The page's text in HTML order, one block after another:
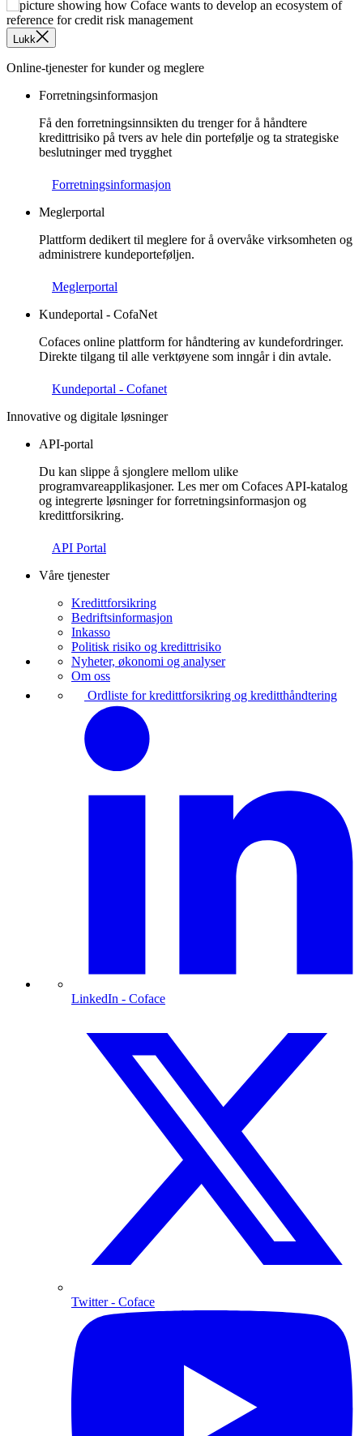
Lukk
Online-tjenester for kunder og meglere
Forretningsinformasjon
Få den forretningsinnsikten du trenger for å håndtere
kredittrisiko på tvers av hele din portefølje og ta strategiske
beslutninger med trygghet
Forretningsinformasjon
Meglerportal
Plattform dedikert til meglere for å overvåke virksomheten og
administrere kundeporteføljen.
Meglerportal
Kundeportal - CofaNet
Cofaces online plattform for håndtering av kundefordringer.
Direkte tilgang til alle verktøyene som inngår i din avtale.
Kundeportal - Cofanet
Innovative og digitale løsninger
API-portal
Du kan slippe å sjonglere mellom ulike
programvareapplikasjoner. Les mer om Cofaces API-katalog
og integrerte løsninger for forretningsinformasjon og
kredittforsikring.
API Portal
Våre tjenester
Kredittforsikring
Bedriftsinformasjon
Inkasso
Politisk risiko og kredittrisiko
Nyheter, økonomi og analyser
Om oss
Ordliste for kredittforsikring og kreditthåndtering
LinkedIn - Coface
Twitter- Coface